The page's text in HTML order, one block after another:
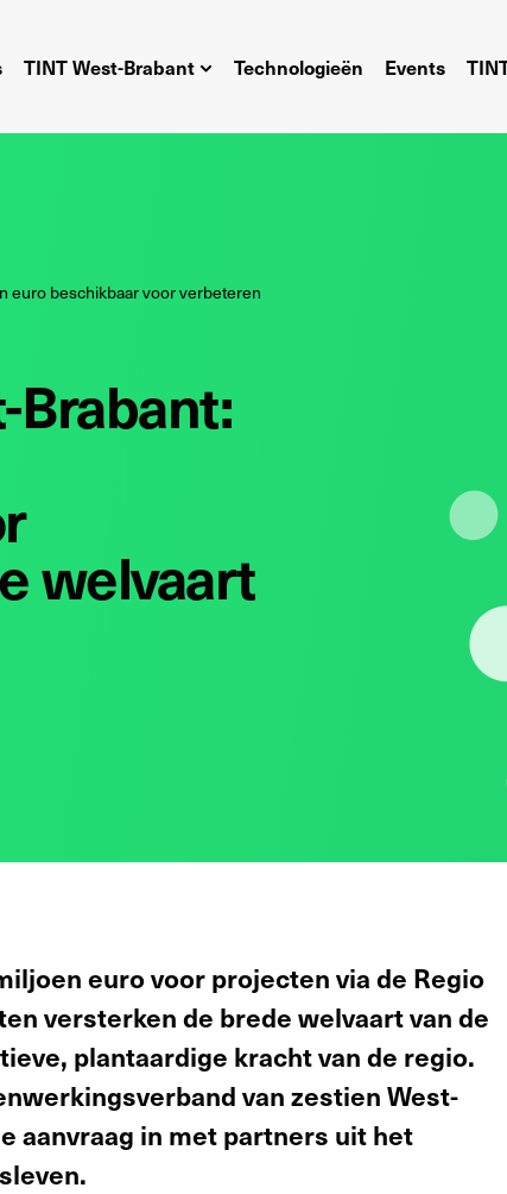
TINT West-Brabant Technologieën Events
euro beschikbaar voor verbeteren
Brabant:
welvaart
euro voor projecten via de Regio
versterken de brede welvaart van de
plantaardige kracht van de regio.
van zestien West-
aanvraag in met partners uit het